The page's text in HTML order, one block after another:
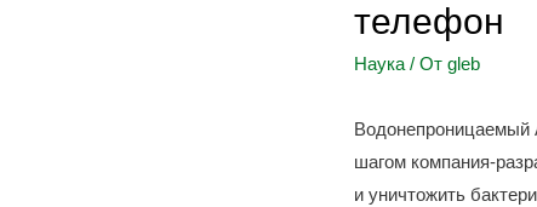
телефон
Наука / От gleb
Водонепроницаемый
шагом компания-
и уничтожить